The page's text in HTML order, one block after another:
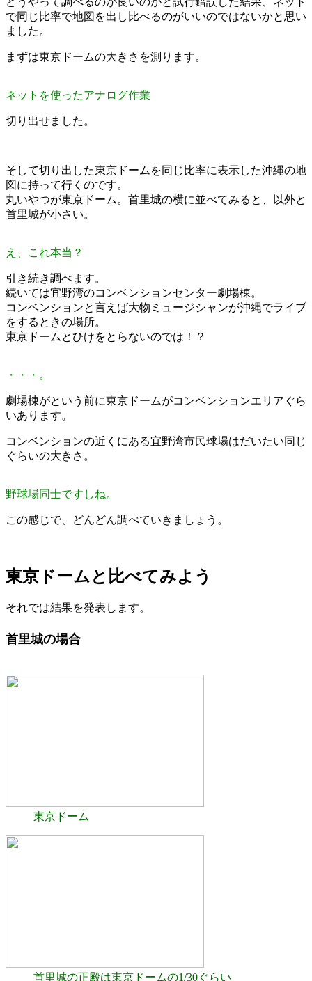
で同じ比率で地図を出し比べるのがいいのではないかと思い
ました。
まずは東京ドームの大きさを測ります。
ネットを使ったアナログ作業
切り出せました。
そして切り出した東京ドームを同じ比率に表示した沖縄の地
図に持って行くのです。
丸いやつが東京ドーム。首里城の横に並べてみると、以外と
首里城が小さい。
え、これ本当？
引き続き調べます。
続いては宜野湾のコンベンションセンター劇場棟。
コンベンションと言えば大物ミュージシャンが沖縄でライブ
をするときの場所。
東京ドームとひけをとらないのでは！？
・・・。
劇場棟がという前に東京ドームがコンベンションエリアぐら
いあります。
コンベンションの近くにある宜野湾市民球場はだいたい同じ
ぐらいの大きさ。
野球場同士ですしね。
この感じで、どんどん調べていきましょう。
東京ドームと比べてみよう
それでは結果を発表します。
首里城の場合
東京ドーム
首里城の正殿は東京ドームの1/30ぐらい